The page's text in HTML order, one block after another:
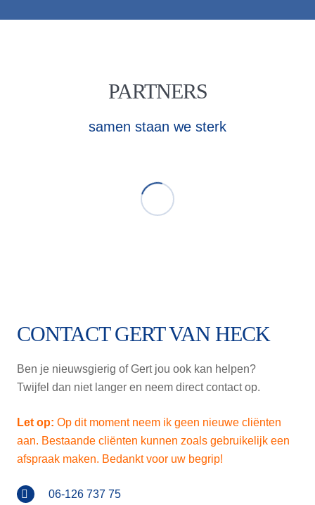
PARTNERS
samen staan we sterk
CONTACT GERT VAN HECK
Ben je nieuwsgierig of Gert jou ook kan helpen?
Twijfel dan niet langer en neem direct contact op.
Let op: Op dit moment neem ik geen nieuwe cliënten
aan. Bestaande cliënten kunnen zoals gebruikelijk een
afspraak maken. Bedankt voor uw begrip!
06-126 737 75